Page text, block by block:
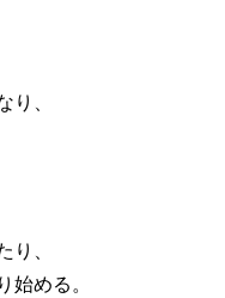
、
、
める。